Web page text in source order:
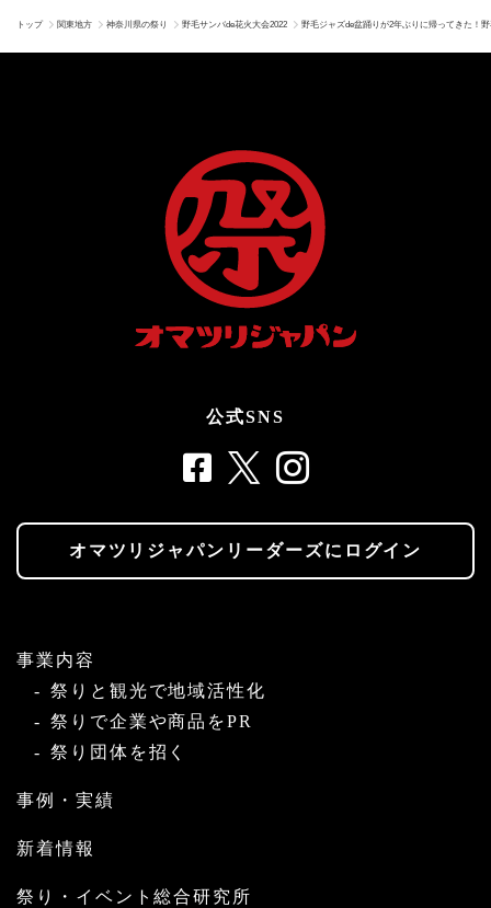
トップ 関東地方 神奈川県の祭り 野毛サンバde花火大会2022 野毛ジャズde盆踊りが2年ぶりに帰ってきた！
公式SNS
オマツリジャパンリーダーズにログイン
事業内容
祭りと観光で地域活性化
祭りで企業や商品をPR
祭り団体を招く
事例・実績
新着情報
祭り・イベント総合研究所